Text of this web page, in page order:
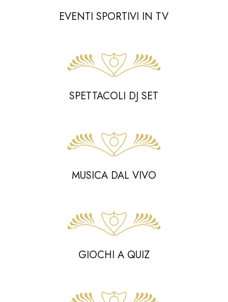
EVENTI SPORTIVI IN TV
SPETTACOLI DJ SET
MUSICA DAL VIVO
GIOCHI A QUIZ